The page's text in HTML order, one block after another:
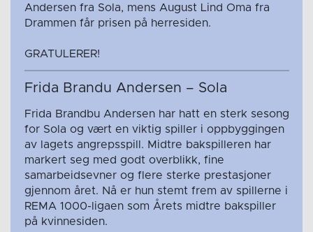
Andersen fra Sola, mens August Lind Oma fra
Drammen får prisen på herresiden.
GRATULERER!
Frida Brandu Andersen – Sola
Frida Brandbu Andersen har hatt en sterk sesong
for Sola og vært en viktig spiller i oppbyggingen
av lagets angrepsspill. Midtre bakspilleren har
markert seg med godt overblikk, fine
samarbeidsevner og flere sterke prestasjoner
gjennom året. Nå er hun stemt frem av spillerne i
REMA 1000-ligaen som Årets midtre bakspiller
på kvinnesiden.